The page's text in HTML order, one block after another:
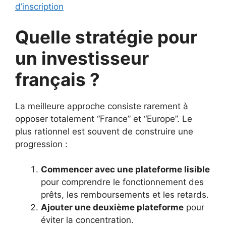
d’inscription
Quelle stratégie pour
un investisseur
français ?
La meilleure approche consiste rarement à
opposer totalement “France” et “Europe”. Le
plus rationnel est souvent de construire une
progression :
Commencer avec une plateforme lisible
pour comprendre le fonctionnement des
prêts, les remboursements et les retards.
Ajouter une deuxième plateforme pour
éviter la concentration.